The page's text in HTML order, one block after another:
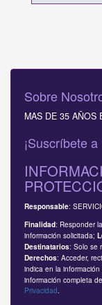
Sobre
MAS DE 35 AÑOS
¡Suscríbete
Responsable:
Finalidad: Responder
información solicitada;
Destinatarios: Solo se
Derechos: Acceder,
indica en la información
información completa
Privacidad.